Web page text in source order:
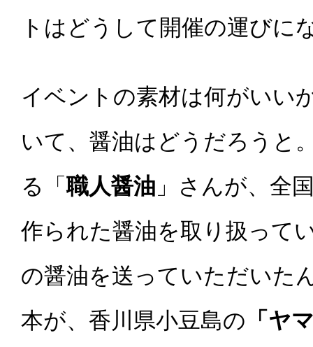
トはどうして開催の運びに
イベントの素材は何がいい
いて、醤油はどうだろうと
る「職人醤油」さんが、全
作られた醤油を取り扱って
の醤油を送っていただいた
本が、香川県小豆島の 「ヤ